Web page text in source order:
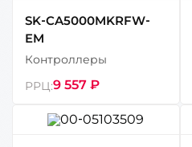
SK-CA5000MKRFW-
EM
Контроллеры
РРЦ:9 557 ₽